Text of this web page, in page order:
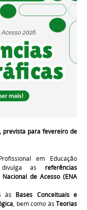
prevista para fevereiro de
em Educação
divulga as referências
Nacional de Acesso (ENA
às Bases Conceituais e
, bem como àsTeorias